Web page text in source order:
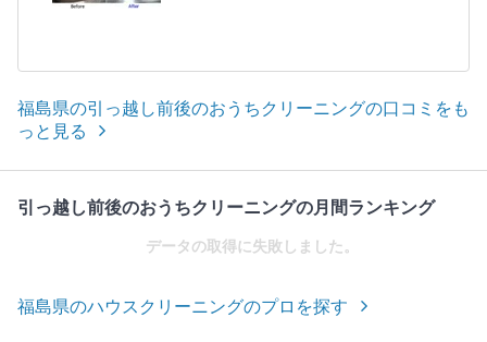
福島県の引っ越し前後のおうちクリーニングの口コミをも
っと見る
引っ越し前後のおうちクリーニングの月間ランキング
データの取得に失敗しました。
福島県のハウスクリーニングのプロを探す